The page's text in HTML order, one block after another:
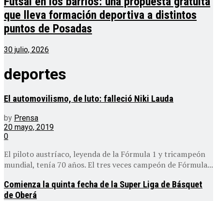
que lleva formación deportiva a distintos
puntos de Posadas
30 julio, 2026
deportes
El automovilismo, de luto: falleció Niki Lauda
by Prensa
20 mayo, 2019
0
El piloto austríaco, leyenda de la Fórmula 1 y tricampeón
mundial, tenía 70 años. El tres veces campeón de Fórmula...
Comienza la quinta fecha de la Super Liga de Básquet
de Oberá